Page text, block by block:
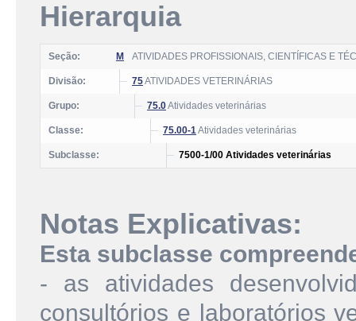
Hierarquia
Seção: M ATIVIDADES PROFISSIONAIS, CIENTÍFICAS E
Divisão: 75ATIVIDADES VETERINÁRIAS
Grupo: 75.0Atividades veterinárias
Classe: 75.00-1Atividades veterinárias
Subclasse: 7500-1/00 Atividades veterinárias
Notas Explicativas:
Esta subclasse
- as atividades
consultórios e laboratórios